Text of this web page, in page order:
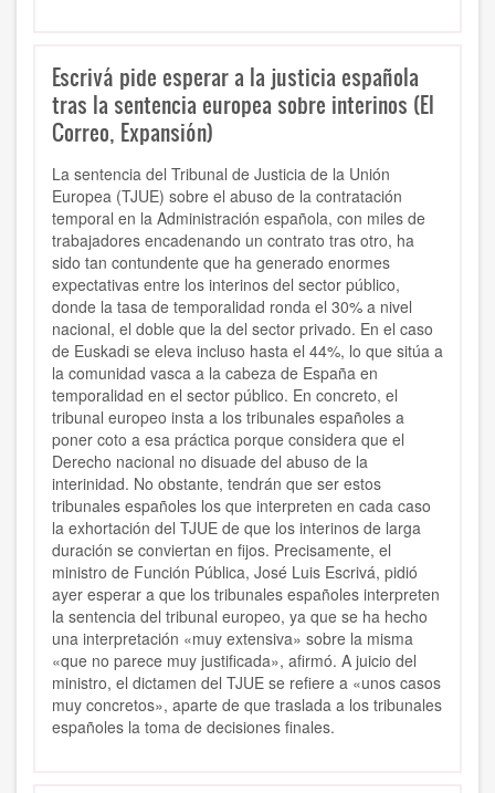
Escrivá pide esperar a la justicia española
tras la sentencia europea sobre interinos (El
Correo, Expansión)
La sentencia del Tribunal de Justicia de la Unión
Europea (TJUE) sobre el abuso de la contratación
temporal en la Administración española, con miles de
trabajadores encadenando un contrato tras otro, ha
sido tan contundente que ha generado enormes
expectativas entre los interinos del sector público,
donde la tasa de temporalidad ronda el 30% a nivel
nacional, el doble que la del sector privado. En el caso
de Euskadi se eleva incluso hasta el 44%, lo que sitúa a
la comunidad vasca a la cabeza de España en
temporalidad en el sector público. En concreto, el
tribunal europeo insta a los tribunales españoles a
poner coto a esa práctica porque considera que el
Derecho nacional no disuade del abuso de la
interinidad. No obstante, tendrán que ser estos
tribunales españoles los que interpreten en cada caso
la exhortación del TJUE de que los interinos de larga
duración se conviertan en fijos. Precisamente, el
ministro de Función Pública, José Luis Escrivá, pidió
ayer esperar a que los tribunales españoles interpreten
la sentencia del tribunal europeo, ya que se ha hecho
una interpretación «muy extensiva» sobre la misma
«que no parece muy justificada», afirmó. A juicio del
ministro, el dictamen del TJUE se refiere a «unos casos
muy concretos», aparte de que traslada a los tribunales
españoles la toma de decisiones finales.